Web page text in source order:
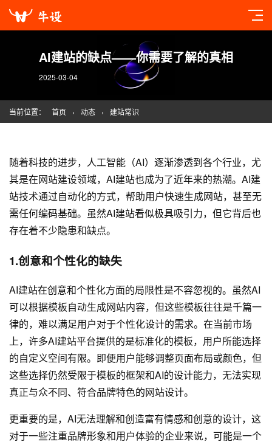
AI建站的缺点——你需要了解的真相
2025-03-04
当前位置： 首页 › 动态 › 建站常识
随着科技的进步，人工智能（AI）逐渐渗透到各个行业，尤
其是在网站建设领域，AI建站也成为了近年来的热潮。AI建
站技术通过自动化的方式，帮助用户快速生成网站，甚至无
需任何编码基础。虽然AI建站看似极具吸引力，但它背后也
存在着不少隐患和缺点。
1.创意和个性化的缺失
AI建站在创意和个性化方面的局限性是不容忽视的。虽然AI
可以根据模板自动生成网站内容，但这些模板往往是千篇一
律的，难以满足用户对于个性化设计的需求。在当前市场
上，许多AI建站平台提供的是标准化的模板，用户所能选择
的自定义空间有限。即便用户能够调整页面布局或颜色，但
这些选择仍然受限于模板的框架和AI的设计能力，无法实现
真正与众不同、符合品牌特色的网站设计。
更重要的是，AI无法理解和创造富有情感和创意的设计，这
对于一些注重品牌形象和用户体验的企业来说，可能是一个